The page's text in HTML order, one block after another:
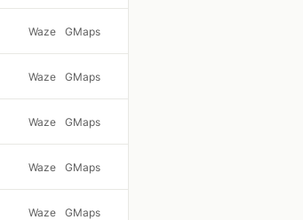
Waze GMaps
Waze GMaps
Waze GMaps
Waze GMaps
Waze GMaps